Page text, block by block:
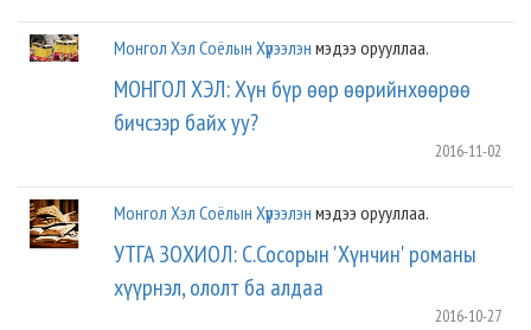
Монгол Хэл Соёлын Хүрээлэн мэдээ орууллаа.
МОНГОЛ ХЭЛ: Хүн бүр өөр өөрийнхөөрөө
бичсээр байх уу?
2016-11-02
Монгол Хэл Соёлын Хүрээлэн мэдээ орууллаа.
УТГА ЗОХИОЛ: С.Сосорын 'Хүнчин' романы
хүүрнэл, ололт ба алдаа
2016-10-27